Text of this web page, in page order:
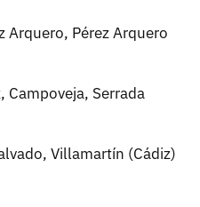
Arquero, Pérez Arquero
Campoveja, Serrada
Villamartín (Cádiz)